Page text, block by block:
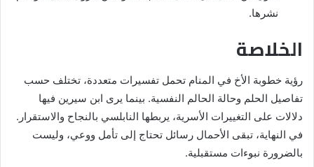
نشرها.
الخلاصة
رؤية خطوبة الأخ في المنام تحمل تفسيرات متعددة، تختلف حسب
تفاصيل الحلم وحالة الحالم النفسية. بينما يرى ابن سيرين فيها
دلالات على التغييرات الأسرية، يربطها النابلسي بالنجاح والاستقرار.
في النهاية، تبقى الأحمال رسائل تحتاج إلى تأمل ووعي، وليست
بالضرورة نبوءات مستقبلية.